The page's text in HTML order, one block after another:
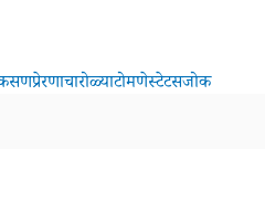
सणप्रेरणाचारोळ्याटोमणेस्टेटसजोक